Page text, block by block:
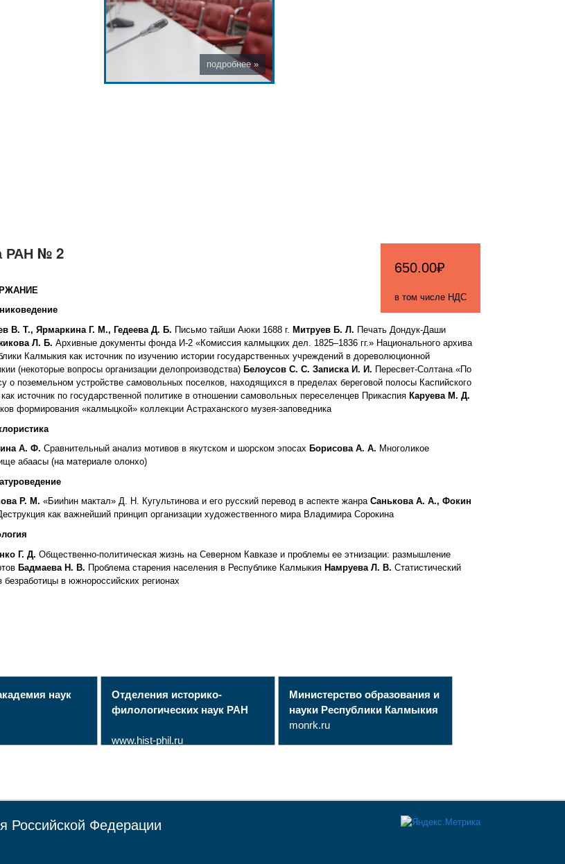
650.00₽
в том числе НДС
РАН № 2
В. Т., Ярмаркина Г. М., Гедеева Д. Б. Письмо тайши Аюки 1688 г. Митруев Б. Л. Печать Дондук-Даши
Л. Б. Архивные документы фонда И-2 «Комиссия калмыцких дел. 1825–1836 гг.» Национального архива
Калмыкия как источник по изучению истории государственных учреждений в дореволюционной
(некоторые вопросы организации делопроизводства) Белоусов С. С. Записка И. И. Пересвет-Солтана «По
о поземельном устройстве самовольных поселков, находящихся в пределах береговой полосы Каспийского
источник по государственной политике в отношении самовольных переселенцев Прикаспия Каруева М. Д.
формирования «калмыцкой» коллекции Астраханского музея-заповедника
А. Ф. Сравнительный анализ мотивов в якутском и шорском эпосах Борисова А. А. Многоликое
абаасы (на материале олонхо)
Р. М. «Бииhин мактал» Д. Н. Кугультинова и его русский перевод в аспекте жанраСанькова А. А., Фокин
как важнейший принцип организации художественного мира Владимира Сорокина
Г. Д. Общественно-политическая жизнь на Северном Кавказе и проблемы ее этнизации: размышление
Бадмаева Н. В. Проблема старения населения в Республике Калмыкия Намруева Л. В. Статистический
безработицы в южнороссийских регионах
наук
Отделения историко-
филологических наук РАН
www.hist-phil.ru
Министерство образования и
науки Республики Калмыкия
monrk.ru
Российской Федерации